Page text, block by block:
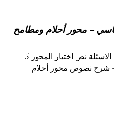
– محور أحلام ومطامح
شرح نص اختيار مع الاجابة عن الاسئلة نص اختيار المحور 5
شرح نصوص محور أحلام